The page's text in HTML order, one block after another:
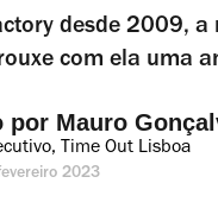
desde 2009,
com ela uma
por Mauro
Time Out Lisboa
2023